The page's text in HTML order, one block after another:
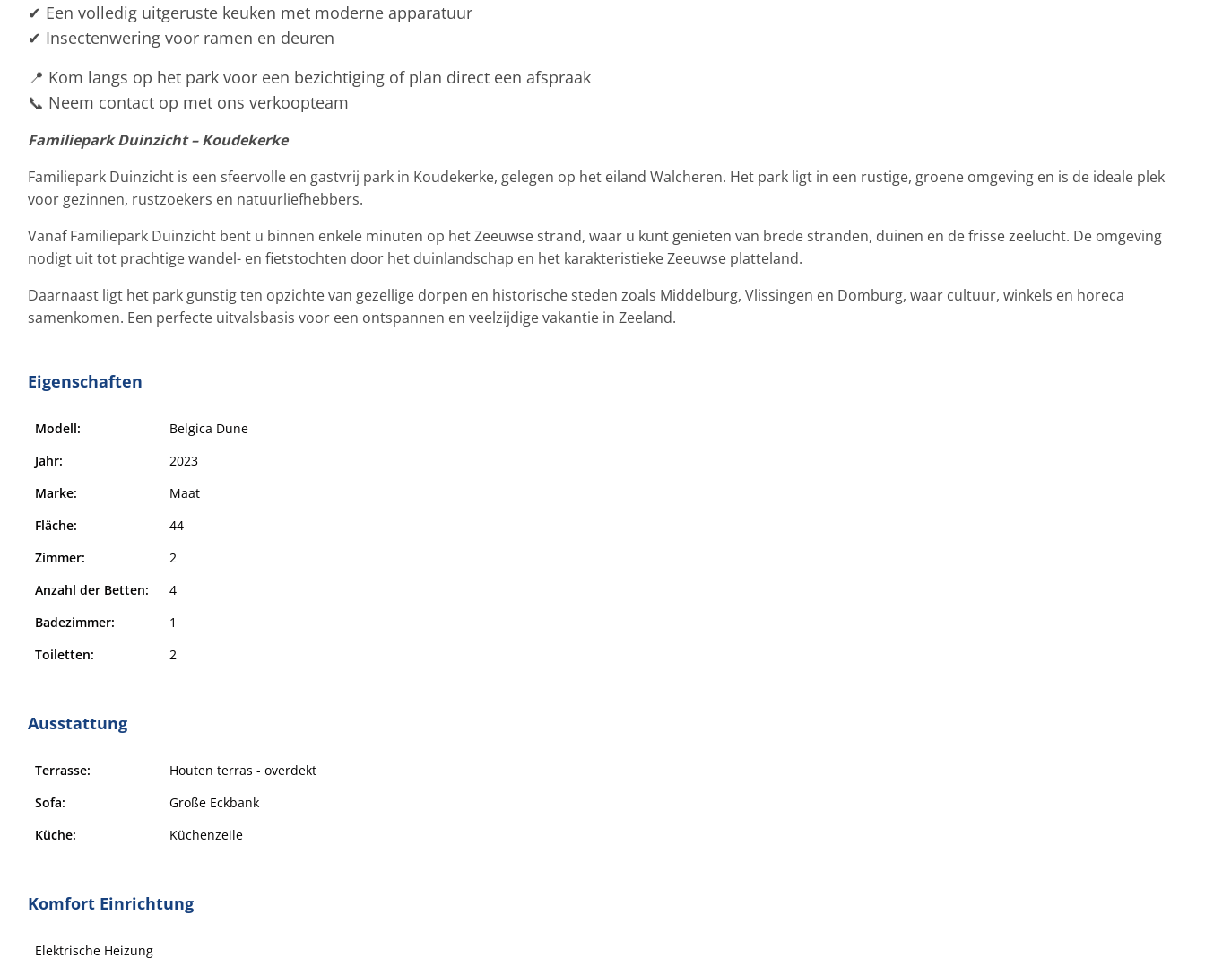
✔ Een volledig uitgeruste keuken met moderne apparatuur
✔ Insectenwering voor ramen en deuren
📍 Kom langs op het park voor een bezichtiging of plan direct een afspraak
📞 Neem contact op met ons verkoopteam
Familiepark Duinzicht – Koudekerke
Familiepark Duinzicht is een sfeervolle en gastvrij park in Koudekerke, gelegen op het eiland Walcheren. Het park ligt in een rustige, groene omgeving en is de ideale plek
voor gezinnen, rustzoekers en natuurliefhebbers.
Vanaf Familiepark Duinzicht bent u binnen enkele minuten op het Zeeuwse strand, waar u kunt genieten van brede stranden, duinen en de frisse zeelucht. De omgeving
nodigt uit tot prachtige wandel- en fietstochten door het duinlandschap en het karakteristieke Zeeuwse platteland.
Daarnaast ligt het park gunstig ten opzichte van gezellige dorpen en historische steden zoals Middelburg, Vlissingen en Domburg, waar cultuur, winkels en horeca
samenkomen. Een perfecte uitvalsbasis voor een ontspannen en veelzijdige vakantie in Zeeland.
Eigenschaften
Modell:
Belgica Dune
Jahr:
2023
Marke:
Maat
Fläche:
44
Zimmer:
2
Anzahl der Betten:
4
Badezimmer:
1
Toiletten:
2
Ausstattung
Terrasse:
Houten terras - overdekt
Sofa:
Große Eckbank
Küche:
Küchenzeile
Komfort Einrichtung
Elektrische Heizung